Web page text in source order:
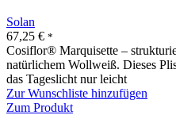
Solan
67,25 € *
Cosiflor® Marquisette –
natürlichem Wollweiß. Dieses
das Tageslicht nur leicht
Zur Wunschliste hinzufügen
Zum Produkt